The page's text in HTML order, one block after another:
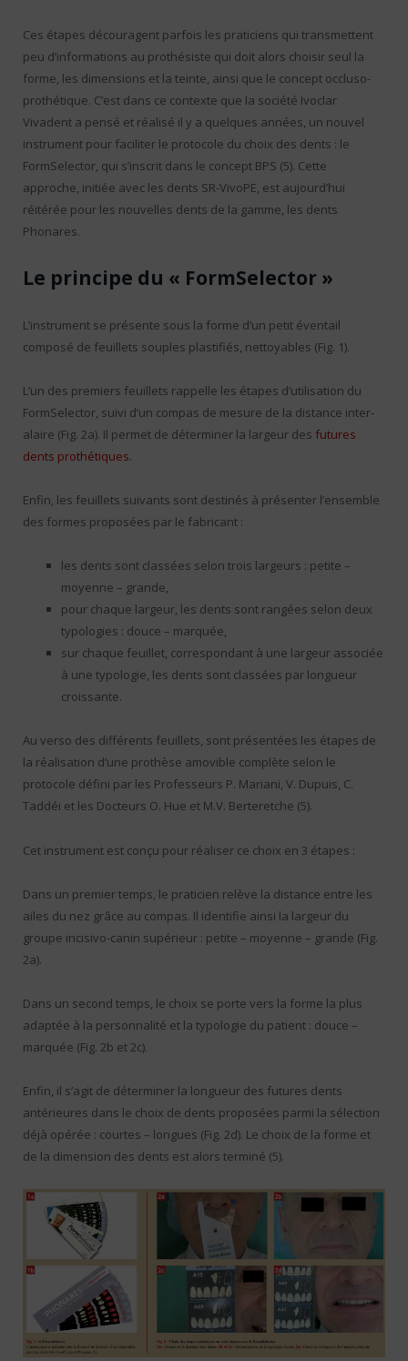
Ces étapes découragent parfois les praticiens qui transmettent
peu d’informations au prothésiste qui doit alors choisir seul la
forme, les dimensions et la teinte, ainsi que le concept occluso-
prothétique. C’est dans ce contexte que la société Ivoclar
Vivadent a pensé et réalisé il y a quelques années, un nouvel
instrument pour faciliter le protocole du choix des dents : le
FormSelector, qui s’inscrit dans le concept BPS (5). Cette
approche, initiée avec les dents SR-VivoPE, est aujourd’hui
réitérée pour les nouvelles dents de la gamme, les dents
Phonares.
Le principe du « FormSelector »
L’instrument se présente sous la forme d’un petit éventail
composé de feuillets souples plastifiés, nettoyables (Fig. 1).
L’un des premiers feuillets rappelle les étapes d’utilisation du
FormSelector, suivi d’un compas de mesure de la distance inter-
alaire (Fig. 2a). Il permet de déterminer la largeur des futures
dents prothétiques.
Enfin, les feuillets suivants sont destinés à présenter l’ensemble
des formes proposées par le fabricant :
les dents sont classées selon trois largeurs : petite –
moyenne – grande,
pour chaque largeur, les dents sont rangées selon deux
typologies : douce – marquée,
sur chaque feuillet, correspondant à une largeur associée
à une typologie, les dents sont classées par longueur
croissante.
Au verso des différents feuillets, sont présentées les étapes de
la réalisation d’une prothèse amovible complète selon le
protocole défini par les Professeurs P. Mariani, V. Dupuis, C.
Taddéi et les Docteurs O. Hue et M.V. Berteretche (5).
Cet instrument est conçu pour réaliser ce choix en 3 étapes :
Dans un premier temps, le praticien relève la distance entre les
ailes du nez grâce au compas. Il identifie ainsi la largeur du
groupe incisivo-canin supérieur : petite – moyenne – grande (Fig.
2a).
Dans un second temps, le choix se porte vers la forme la plus
adaptée à la personnalité et la typologie du patient : douce –
marquée (Fig. 2b et 2c).
Enfin, il s’agit de déterminer la longueur des futures dents
antérieures dans le choix de dents proposées parmi la sélection
déjà opérée : courtes – longues (Fig. 2d). Le choix de la forme et
de la dimension des dents est alors terminé (5).